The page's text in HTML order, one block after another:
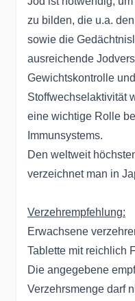
zu bilden, die u.a.
sowie die
ausreichende
Gewichtskontrolle
Stoffwechselaktivität
eine wichtige Rolle
Immunsystems.
Den weltweit
verzeichnet man in
Verzehrempfehlung:
Erwachsene
Tablette mit reichlich
Die angegebene
Verzehrsmenge darf